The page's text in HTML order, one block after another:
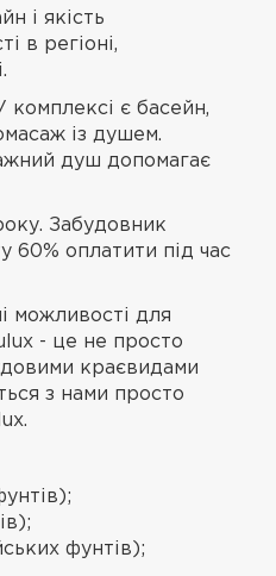
і якість
в регіоні,
є басейн,
із душем.
душ допомагає
Забудовник
60% оплатити під час
можливості для
- це не просто
краєвидами
з нами просто
фунтів);